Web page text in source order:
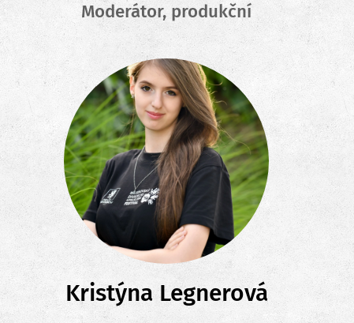
Moderátor, produkční
Kristýna Legnerová